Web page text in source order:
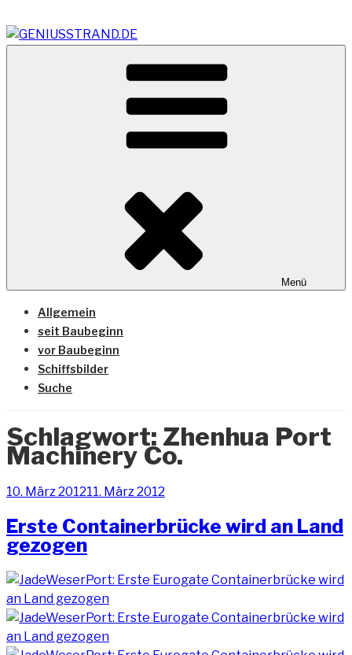
Inhalt
springen
GENIUSSTRAND.DE
Vom Geniusstrand zum JadeWeserPort/Container
Terminal Wilhelmshaven
Menü
Allgemein
seit Baubeginn
vor Baubeginn
Schiffsbilder
Suche
Schlagwort: Zhenhua Port
Machinery Co.
Veröffentlicht
10. März 201211. März 2012
Erste Containerbrücke wird an Land
gezogen